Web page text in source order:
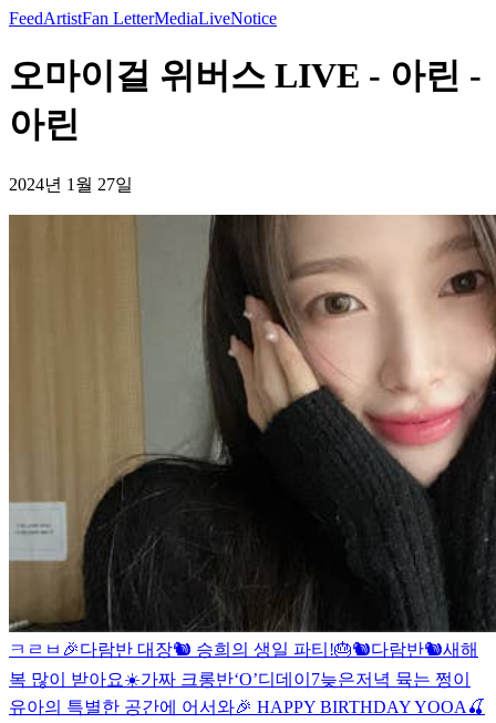
FeedArtistFan LetterMediaLiveNotice
오마이걸 위버스 LIVE - 아린 -
아린
2024년 1월 27일
ㅋㄹㅂ 🎉다람반 대장🐿️ 승희의 생일 파티!🎂🐿다람반🐿새해
복 많이 받아요☀️가짜 크롱반‘O’디데이7늦은저녁 뮥는 쩡이
유아의 특별한 공간에 어서와🎉 HAPPY BIRTHDAY YOOA🍒